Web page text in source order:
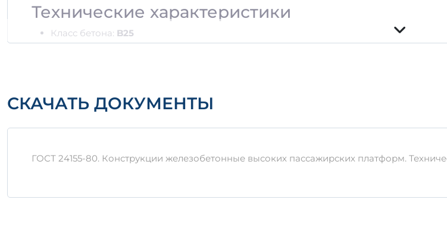
Технические характеристики
Класс бетона: B25
Марка прочности на сжатие:25 МПа
Важно: Примерная плотность изделия составляет
Цемент класса не ниже М400
СКАЧАТЬ ДОКУМЕНТЫ
ГОСТ 24155-80. Конструкции железобетонные высоких пассажирских платформ.